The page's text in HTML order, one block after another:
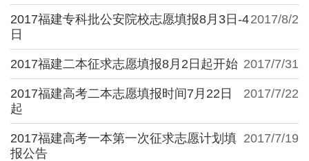
2017/8/2
2017福建专科批公安院校志愿填报8月3日-4
日
2017/7/31
2017福建二本征求志愿填报8月2日起开始
2017/7/22
2017福建高考二本志愿填报时间7月22日
起
2017/7/19
2017福建高考一本第一次征求志愿计划填
报公告